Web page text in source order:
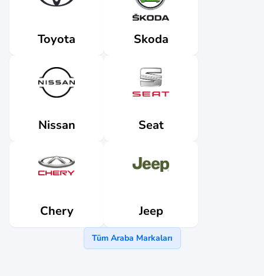
Toyota Skoda
Nissan Seat
Chery Jeep
Tüm Araba Markaları